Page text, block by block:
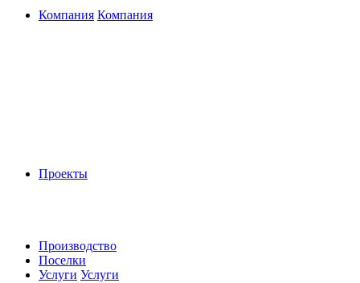
Компания Компания
Проекты
Производство
Поселки
Услуги Услуги